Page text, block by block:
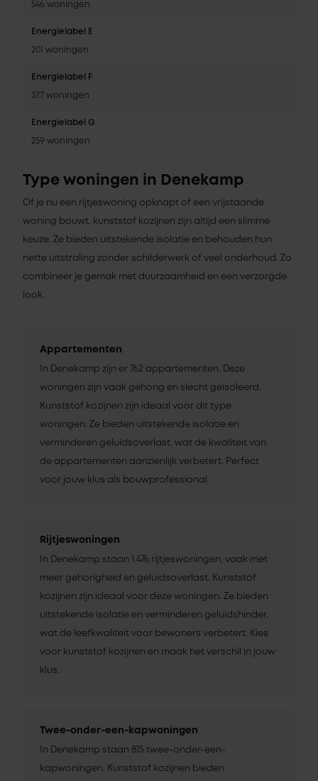
546 woningen
Energielabel E
201 woningen
Energielabel F
377 woningen
Energielabel G
259 woningen
Type woningen in Denekamp
Of je nu een rijtjeswoning opknapt of een vrijstaande
woning bouwt, kunststof kozijnen zijn altijd een slimme
keuze. Ze bieden uitstekende isolatie en behouden hun
nette uitstraling zonder schilderwerk of veel onderhoud. Zo
combineer je gemak met duurzaamheid en een verzorgde
look.
Appartementen
In Denekamp zijn er 762 appartementen. Deze
woningen zijn vaak gehorig en slecht geïsoleerd.
Kunststof kozijnen zijn ideaal voor dit type
woningen. Ze bieden uitstekende isolatie en
verminderen geluidsoverlast, wat de kwaliteit van
de appartementen aanzienlijk verbetert. Perfect
voor jouw klus als bouwprofessional.
Rijtjeswoningen
In Denekamp staan 1.476 rijtjeswoningen, vaak met
meer gehorigheid en geluidsoverlast. Kunststof
kozijnen zijn ideaal voor deze woningen. Ze bieden
uitstekende isolatie en verminderen geluidshinder,
wat de leefkwaliteit voor bewoners verbetert. Kies
voor kunststof kozijnen en maak het verschil in jouw
klus.
Twee-onder-een-kapwoningen
In Denekamp staan 815 twee-onder-een-
kapwoningen. Kunststof kozijnen bieden